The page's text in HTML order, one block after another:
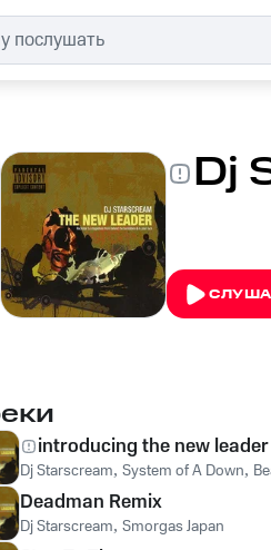
Dj
introducing the new leader
Dj Starscream, System of A Down,
Deadman Remix
Dj Starscream, Smorgas Japan